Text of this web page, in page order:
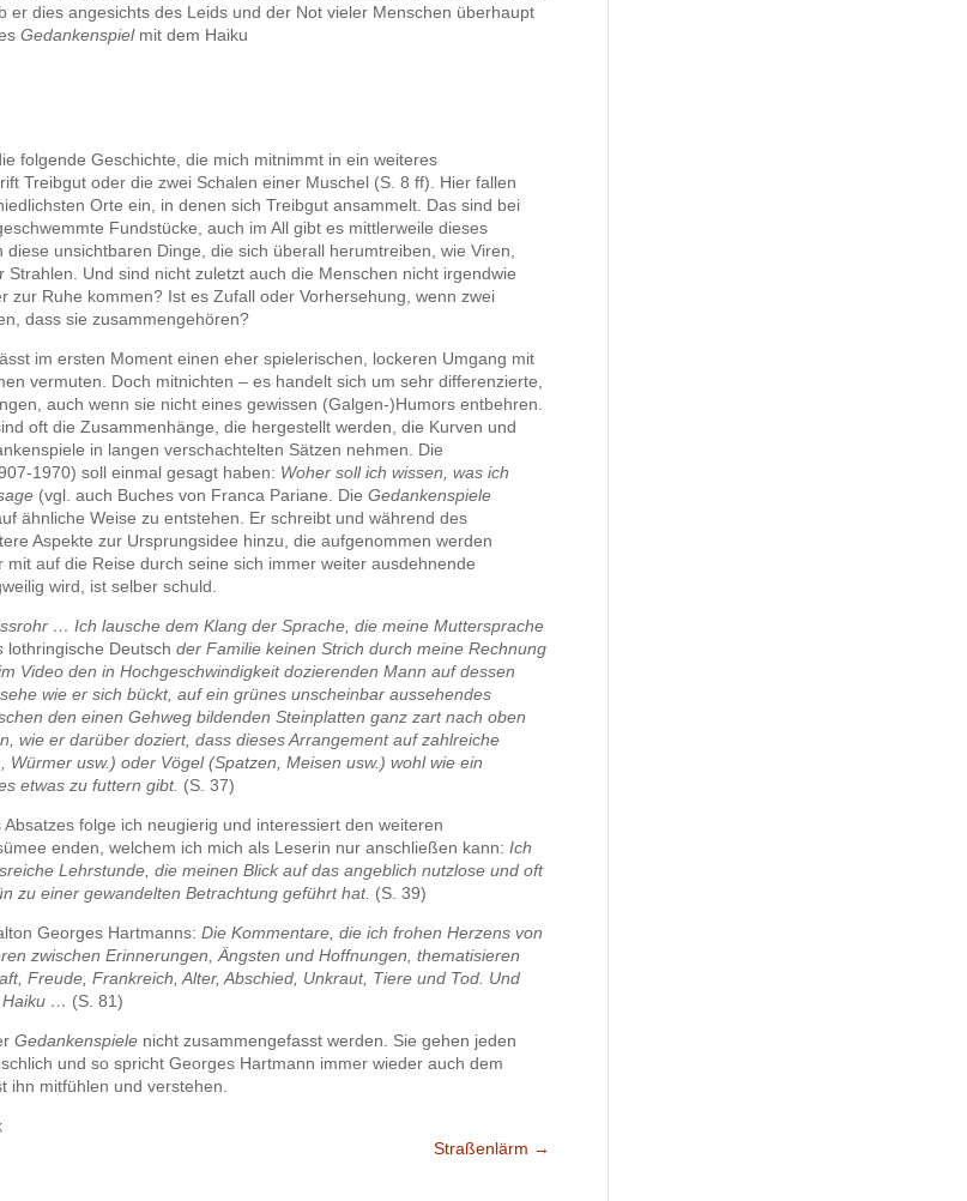
er dies angesichts des Leids und der Not vieler Menschen überhaupt
Gedankenspielmit dem Haiku
folgende Geschichte, die mich mitnimmt in ein weiteres
Treibgut oder die zwei Schalen einer Muschel (S. 8 ff). Hier fallen
Orte ein, in denen sich Treibgut ansammelt. Das sind bei
Fundstücke, auch im All gibt es mittlerweile dieses
unsichtbaren Dinge, die sich überall herumtreiben, wie Viren,
Und sind nicht zuletzt auch die Menschen nicht irgendwie
zur Ruhe kommen? Ist es Zufall oder Vorhersehung, wenn zwei
dass sie zusammengehören?
im ersten Moment einen eher spielerischen, lockeren Umgang mit
vermuten. Doch mitnichten – es handelt sich um sehr differenzierte,
auch wenn sie nicht eines gewissen (Galgen-)Humors entbehren.
oft die Zusammenhänge, die hergestellt werden, die Kurven und
in langen verschachtelten Sätzen nehmen. Die
1970) soll einmal gesagt haben: Woher soll ich wissen, was ich
(vgl. auch Buches von Franca Pariane. Die Gedankenspiele
ähnliche Weise zu entstehen. Er schreibt und während des
Aspekte zur Ursprungsidee hinzu, die aufgenommen werden
auf die Reise durch seine sich immer weiter ausdehnende
wird, ist selber schuld.
… Ich lausche dem Klang der Sprache, die meine Muttersprache
lothringische Deutsch der Familie keinen Strich durch meine Rechnung
Video den in Hochgeschwindigkeit dozierenden Mann auf dessen
wie er sich bückt, auf ein grünes unscheinbar aussehendes
den einen Gehweg bildenden Steinplatten ganz zart nach oben
wie er darüber doziert, dass dieses Arrangement auf zahlreiche
Würmer usw.) oder Vögel (Spatzen, Meisen usw.) wohl wie ein
etwas zu futtern gibt. (S. 37)
folge ich neugierig und interessiert den weiteren
enden, welchem ich mich als Leserin nur anschließen kann: Ich
Lehrstunde, die meinen Blick auf das angeblich nutzlose und oft
zu einer gewandelten Betrachtung geführt hat. (S. 39)
Georges Hartmanns: Die Kommentare, die ich frohen Herzens von
zwischen Erinnerungen, Ängsten und Hoffnungen, thematisieren
Freude, Frankreich, Alter, Abschied, Unkraut, Tiere und Tod. Und
Haiku … (S. 81)
Gedankenspielenicht zusammengefasst werden. Sie gehen jeden
und so spricht Georges Hartmann immer wieder auch dem
ihn mitfühlen und verstehen.
Straßenlärm →